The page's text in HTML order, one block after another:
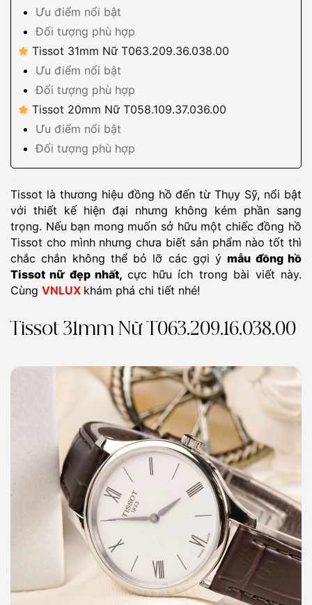
Ưu điểm nổi bật
Đối tượng phù hợp
Tissot 31mm Nữ T063.209.36.038.00
Ưu điểm nổi bật
Đối tượng phù hợp
Tissot 20mm Nữ T058.109.37.036.00
Ưu điểm nổi bật
Đối tượng phù hợp
Tissot là thương hiệu đồng hồ đến từ Thụy Sỹ, nổi bật
với thiết kế hiện đại nhưng không kém phần sang
trọng. Nếu bạn mong muốn sở hữu một chiếc đồng hồ
Tissot cho mình nhưng chưa biết sản phẩm nào tốt thì
chắc chắn không thể bỏ lỡ các gợi ýmẫu đồng hồ
Tissot nữ đẹp nhất, cực hữu ích trong bài viết này.
Cùng VNLUX khám phá chi tiết nhé!
Tissot 31mm Nữ T063.209.16.038.00